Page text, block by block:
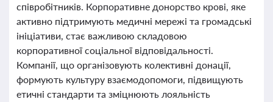
співробітників. Корпоративне донорство крові, яке
активно підтримують медичні мережі та громадські
ініціативи, стає важливою складовою
корпоративної соціальної відповідальності.
Компанії, що організовують колективні донації,
формують культуру взаємодопомоги, підвищують
етичні стандарти та зміцнюють лояльність